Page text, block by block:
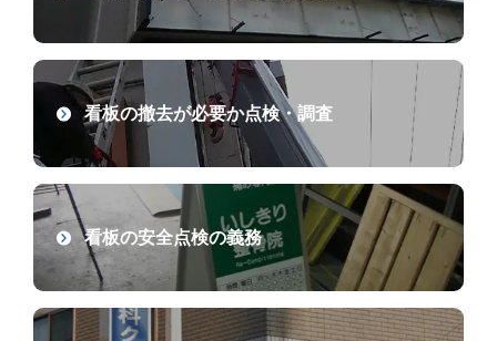
突き出し看板撤去・支柱撤去
自立式看板撤去 支柱撤去
壁面看板撤去 テント撤去
シート剥がし・看板白戻し
看板の撤去が必要か点検・調査
看板の安全点検の義務